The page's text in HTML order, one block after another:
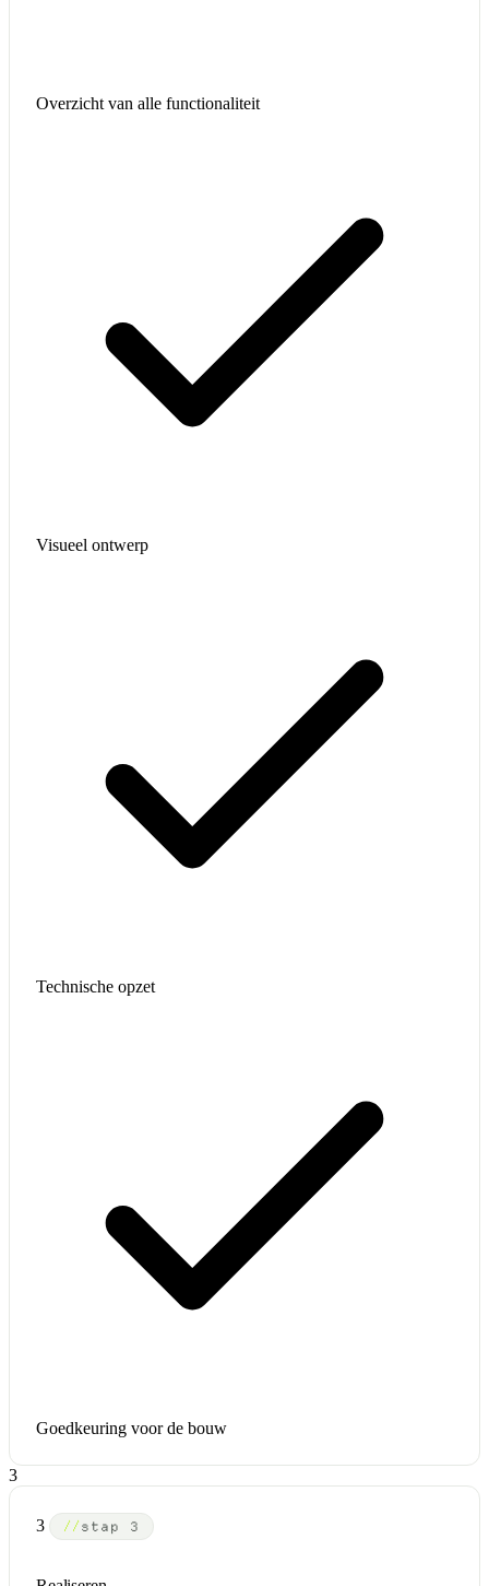
Overzicht van alle functionaliteit
Visueel ontwerp
Technische opzet
Goedkeuring voor de bouw
3
3 stap 3